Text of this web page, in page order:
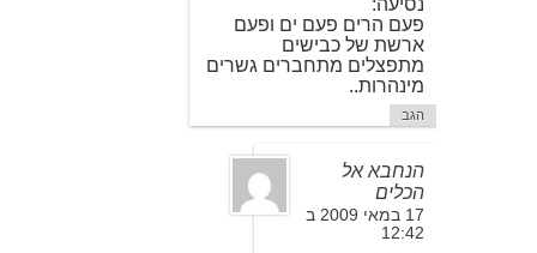
נסיעה:
פעם הרים פעם ים ופעם
ארשת של כבישים
מתפצלים מתחברים גשרים
מינהרות..
הגב
הנחבא אל
הכלים
17 במאי 2009 ב
12:42